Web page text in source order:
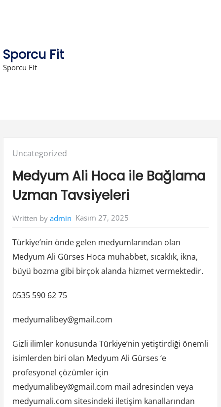
Sporcu Fit
Sporcu Fit
Posted
Uncategorized
Medyum Ali Hoca ile Bağlama
Uzman Tavsiyeleri
Written by admin Kasım 27, 2025
Türkiye’nin önde gelen medyumlarından olan
Medyum Ali Gürses Hoca muhabbet, sıcaklık, ikna,
büyü bozma gibi birçok alanda hizmet vermektedir.
0535 590 62 75
medyumalibey@gmail.com
Gizli ilimler konusunda Türkiye’nin yetiştirdiği önemli
isimlerden biri olan Medyum Ali Gürses ‘e
profesyonel çözümler için
medyumalibey@gmail.com mail adresinden veya
medyumali.com sitesindeki iletişim kanallarından